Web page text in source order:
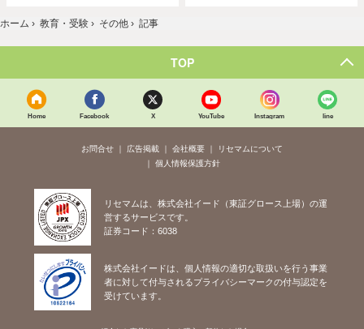
ホーム › 教育・受験 › その他 › 記事
TOP
Home Facebook X YouTube Instagram line
お問合せ 広告掲載 会社概要
リセマムについて
個人情報保護方針
リセマムは、株式会社イード（東証グロース上場）の運
営するサービスです。
証券コード：6038
株式会社イードは、個人情報の適切な取扱いを行う事業
者に対して付与されるプライバシーマークの付与認定を
受けています。